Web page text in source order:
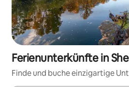
Ferienunterkünfte in
Finde und buche einzigartige